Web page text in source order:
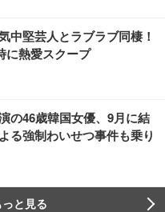
中堅芸人とラブラブ同棲！
に熱愛スクープ
の46歳韓国女優、9月に結
強制わいせつ事件も乗り
と見る